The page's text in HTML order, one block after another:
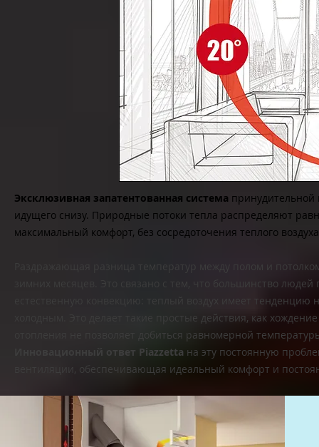
Эксклюзивная запатентованная система принудительной
идущего снизу. Природные потоки тепла распределяют
максимальный комфорт, без сосредоточения теплого
Раздражающая разница температур между полом и
зимних месяцев. Это связано с тем, что большинство
естественную конвекцию: теплый воздух имеет тенденцию
холодным. Это делает такие простые действия, как
отопления не позволяет добиться равномерной
Инновационный ответ Piazzetta на эту постоянную
вентиляции, обеспечивающая идеальный комфорт и